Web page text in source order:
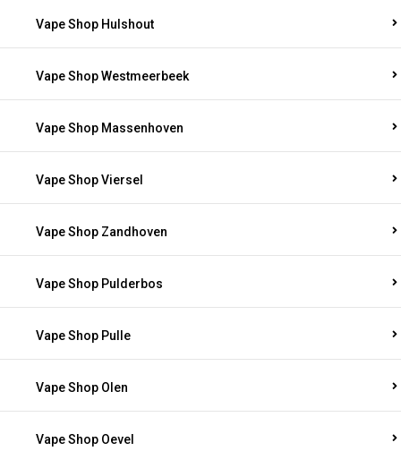
Vape Shop Hulshout
Vape Shop Westmeerbeek
Vape Shop Massenhoven
Vape Shop Viersel
Vape Shop Zandhoven
Vape Shop Pulderbos
Vape Shop Pulle
Vape Shop Olen
Vape Shop Oevel